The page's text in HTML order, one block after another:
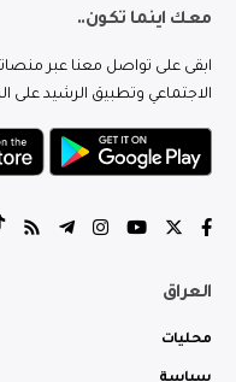
معك اينما تكون..
ابقى على تواصل معنا عبر
الاجتماعي وتطبيق الرشيد على
العراق
محليات